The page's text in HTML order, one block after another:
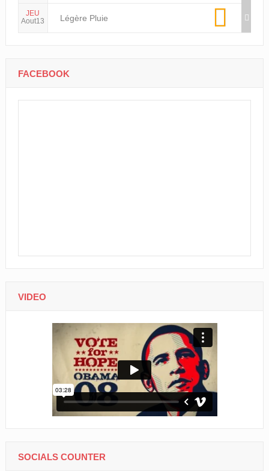
JEU
Aout13
Légère Pluie
FACEBOOK
VIDEO
SOCIALS COUNTER